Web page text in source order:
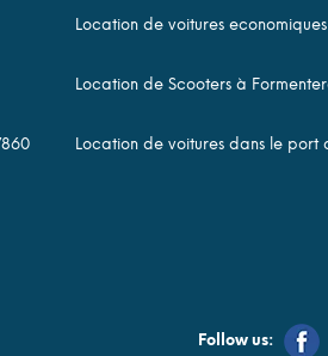
Location de voitures
Location de Scooters à
Location de voitures dans le port
Follow us: